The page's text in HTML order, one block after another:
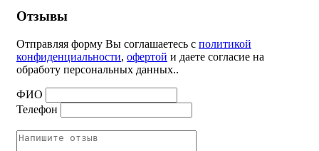
Отзывы
Отправляя форму Вы соглашаетесь с политикой
конфиденциальности, офертой и даете согласие на
обработу персональных данных..
ФИО
Телефон